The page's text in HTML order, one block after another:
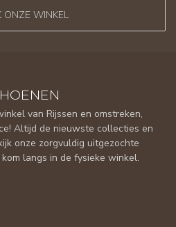
ONZE WINKEL
van Rijssen en omstreken,
Altijd de nieuwste collecties en
onze zorgvuldig uitgezochte
langs in de fysieke winkel.